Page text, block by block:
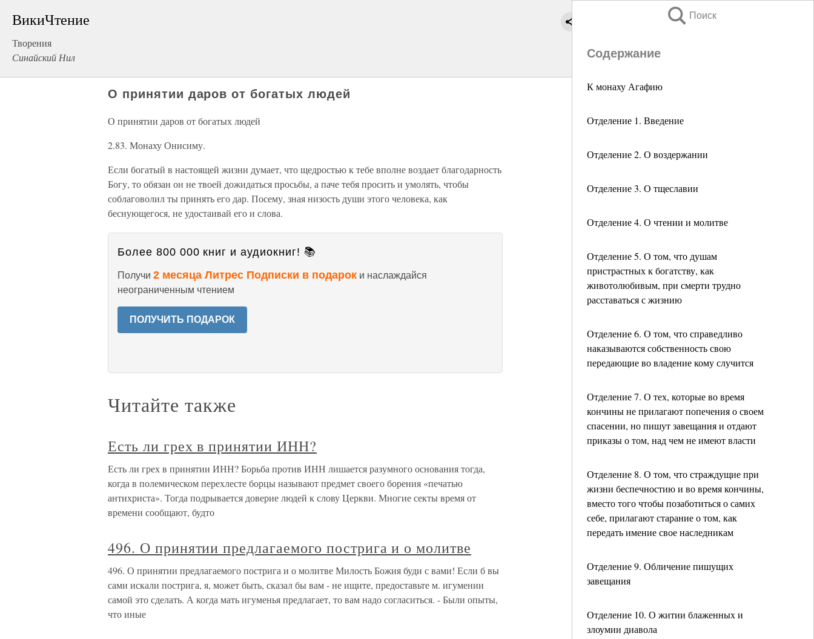
ВикиЧтение
Творения
Синайский Нил
Поиск
Содержание
К монаху Агафию
Отделение 1. Введение
Отделение 2. О воздержании
Отделение 3. О тщеславии
Отделение 4. О чтении и молитве
Отделение 5. О том, что душам
пристрастных к богатству, как
животолюбивым, при смерти трудно
расставаться с жизнию
Отделение 6. О том, что справедливо
наказываются собственность свою
передающие во владение кому случится
Отделение 7. О тех, которые во время
кончины не прилагают попечения о своем
спасении, но пишут завещания и отдают
приказы о том, над чем не имеют власти
Отделение 8. О том, что страждущие при
жизни беспечностию и во время кончины,
вместо того чтобы позаботиться о самих
себе, прилагают старание о том, как
передать имение свое наследникам
Отделение 9. Обличение пишущих
завещания
Отделение 10. О житии блаженных и
злоумии диавола
О принятии даров от богатых людей
О принятии даров от богатых людей
2.83. Монаху Онисиму.
Если богатый в настоящей жизни думает, что щедростью к тебе вполне воздает благодарность
Богу, то обязан он не твоей дожидаться просьбы, а паче тебя просить и умолять, чтобы
соблаговолил ты принять его дар. Посему, зная низость души этого человека, как
беснующегося, не удостаивай его и слова.
Более 800 000 книг и аудиокниг! 📚
Получи 2 месяца Литрес Подписки в подарок и наслаждайся
неограниченным чтением
ПОЛУЧИТЬ ПОДАРОК
Читайте также
Есть ли грех в принятии ИНН?
Есть ли грех в принятии ИНН? Борьба против ИНН лишается разумного основания тогда,
когда в полемическом перехлесте борцы называют предмет своего борения «печатью
антихриста». Тогда подрывается доверие людей к слову Церкви. Многие секты время от
времени сообщают, будто
496. О принятии предлагаемого пострига и о молитве
496. О принятии предлагаемого пострига и о молитве Милость Божия буди с вами! Если б вы
сами искали пострига, я, может быть, сказал бы вам - не ищите, предоставьте м. игумении
самой это сделать. А когда мать игуменья предлагает, то вам надо согласиться. - Были опыты,
что иные